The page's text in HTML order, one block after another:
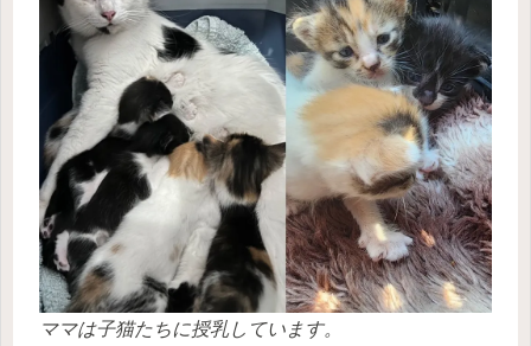
ママは子猫たちに授乳しています。